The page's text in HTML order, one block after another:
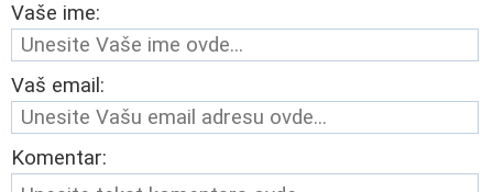
Vaše ime:
Vaš email:
Komentar: